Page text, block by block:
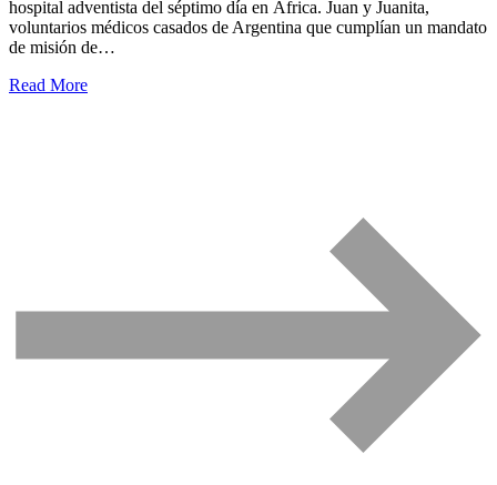
hospital adventista del séptimo día en África. Juan y Juanita,
voluntarios médicos casados ​​de Argentina que cumplían un mandato
de misión de…
Read More